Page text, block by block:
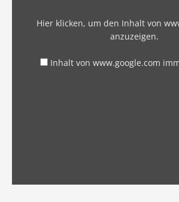
Hier klicken, um den Inhalt von
anzuzeigen.
Inhalt von www.google.com